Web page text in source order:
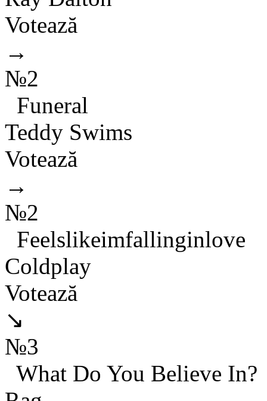
Votează
→
№2
Funeral
Teddy Swims
Votează
→
№2
Feelslikeimfallinginlove
Coldplay
Votează
↘
№3
What Do You Believe In?